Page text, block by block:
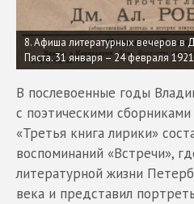
8. Афиша литературных вечеров в
Пяста. 31 января – 24 февраля
В послевоенные годы
с поэтическими
«Третья книга лирики»
воспоминаний «Встречи»,
литературной жизни
века и представил